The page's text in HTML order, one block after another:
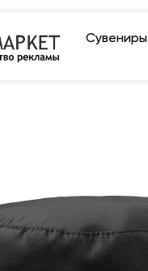
Сувениры